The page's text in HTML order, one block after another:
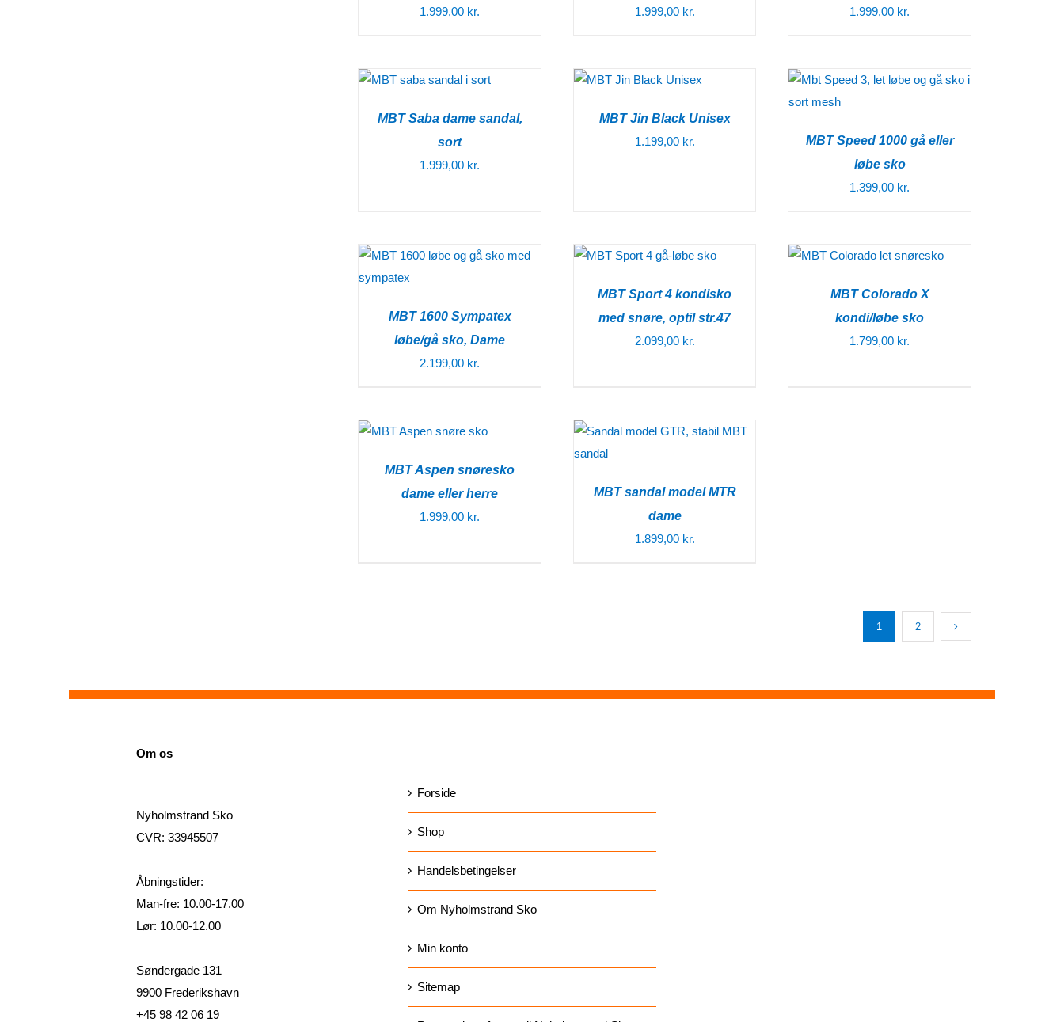
1.999,00 kr.
1.999,00 kr.
1.999,00 kr.
MBT Saba dame sandal,
sort
1.999,00 kr.
MBT Jin Black Unisex
1.199,00 kr.
MBT Speed 1000 gå eller
løbe sko
1.399,00 kr.
MBT 1600 Sympatex
løbe/gå sko, Dame
2.199,00 kr.
MBT Sport 4 kondisko
med snøre, optil str.47
2.099,00 kr.
MBT Colorado X
kondi/løbe sko
1.799,00 kr.
MBT Aspen snøresko
dame eller herre
1.999,00 kr.
MBT sandal model MTR
dame
1.899,00 kr.
1 2
Om os
Nyholmstrand Sko
CVR: 33945507
Åbningstider:
Man-fre: 10.00-17.00
Lør: 10.00-12.00
Søndergade 131
9900 Frederikshavn
+45 98 42 06 19
Forside
Shop
Handelsbetingelser
Om Nyholmstrand Sko
Min konto
Sitemap